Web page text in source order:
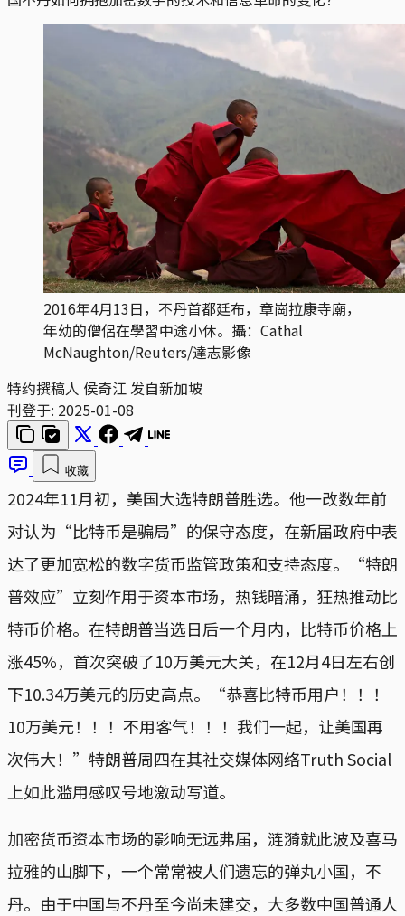
2016年4月13日，不丹首都廷布，章崗拉康寺廟，
年幼的僧侶在學習中途小休。攝：Cathal
McNaughton/Reuters/達志影像
特约撰稿人 侯奇江 发自新加坡
刊登于: 2025-01-08
收藏
2024年11月初，美国大选特朗普胜选。他一改数年前
对认为“比特币是骗局”的保守态度，在新届政府中表
达了更加宽松的数字货币监管政策和支持态度。“特朗
普效应”立刻作用于资本市场，热钱暗涌，狂热推动比
特币价格。在特朗普当选日后一个月内，比特币价格上
涨45%，首次突破了10万美元大关，在12月4日左右创
下10.34万美元的历史高点。“恭喜比特币用户！！！
10万美元！！！不用客气！！！我们一起，让美国再
次伟大！”特朗普周四在其社交媒体网络Truth Social
上如此滥用感叹号地激动写道。
加密货币资本市场的影响无远弗届，涟漪就此波及喜马
拉雅的山脚下，一个常常被人们遗忘的弹丸小国，不
丹。由于中国与不丹至今尚未建交，大多数中国普通人